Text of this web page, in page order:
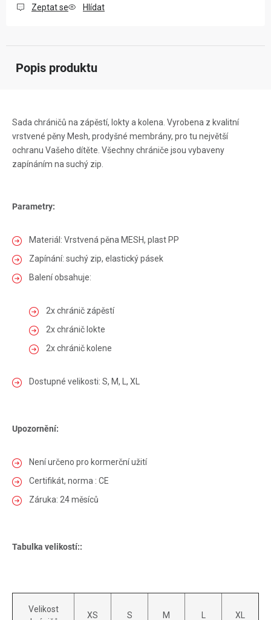
Zeptat se Hlídat
Popis produktu
Sada chráničů na zápěstí, lokty a kolena. Vyrobena z kvalitní
vrstvené pěny Mesh, prodyšné membrány, pro tu největší
ochranu Vašeho dítěte. Všechny chrániče jsou vybaveny
zapínáním na suchý zip.
Parametry:
Materiál: Vrstvená pěna MESH, plast PP
Zapínání: suchý zip, elastický pásek
Balení obsahuje:
2x chránič zápěstí
2x chránič lokte
2x chránič kolene
Dostupné velikosti: S, M, L, XL
Upozornění:
Není určeno pro kormerční užití
Certifikát, norma : CE
Záruka: 24 měsíců
Tabulka velikostí::
Velikost
XS S M XL